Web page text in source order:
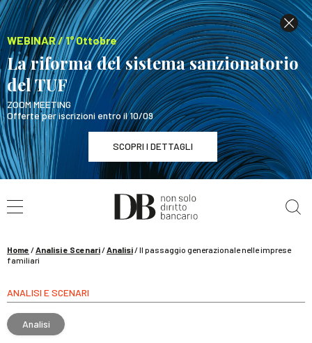
WEBINAR / 1° Ottobre
La riforma del sistema sanzionatorio
del TUF
ZOOM MEETING
Offerte per iscrizioni entro il 10/09
SCOPRI I DETTAGLI
WEBINAR / 1° Ottobre
La riforma del sistema sanzionatorio del TUF
Home /Analisi e Scenari/Analisi/Il passaggio generazionale nelle imprese
familiari
ANALISI E SCENARI
Analisi